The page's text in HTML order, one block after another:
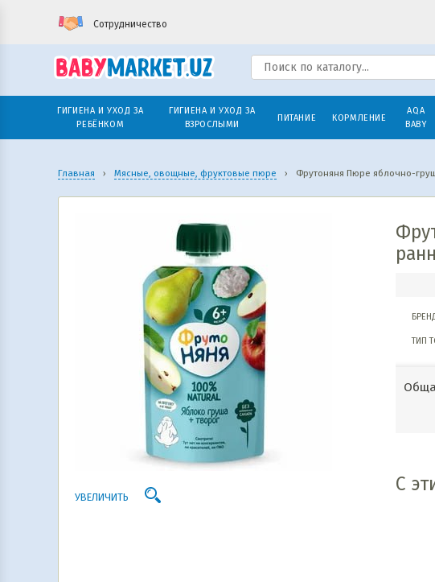
Сотрудничество
ГИГИЕНА И УХОД ЗА
РЕБЁНКОМ
ГИГИЕНА И УХОД ЗА
ВЗРОСЛЫМИ
ПИТАНИЕ КОРМЛЕНИЕ
AQA
BABY
Главная › Мясные, овощные, фруктовые пюре › Фрутоняня Пюре яблочно-
УВЕЛИЧИТЬ
ТИП
С